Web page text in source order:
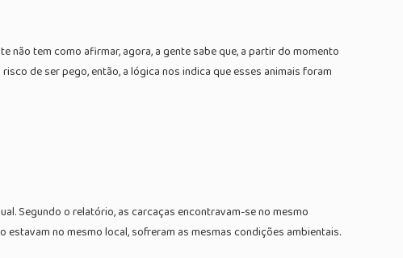
não tem como afirmar, agora, a gente sabe que, a partir do momento
de ser pego, então, a lógica nos indica que esses animais foram
Segundo o relatório, as carcaças encontravam-se no mesmo
no mesmo local, sofreram as mesmas condições ambientais.